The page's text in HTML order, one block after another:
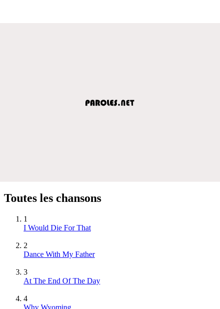
Toutes les chansons
1
I Would Die For That
2
Dance With My Father
3
At The End Of The Day
4
Why Wyoming